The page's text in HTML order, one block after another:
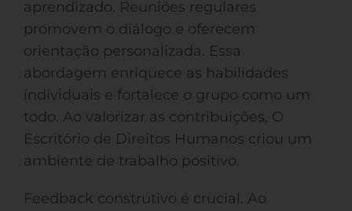
aprendizado. Reuniões regulares
promovem o diálogo e oferecem
orientação personalizada. Essa
abordagem enriquece as habilidades
individuais e fortalece o grupo como um
todo. Ao valorizar as contribuições, O
Escritório de Direitos Humanos criou um
ambiente de trabalho positivo.
Feedback construtivo é crucial. Ao